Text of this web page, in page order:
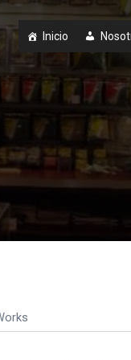
Inicio